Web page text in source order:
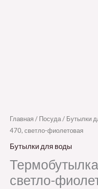
Главная / Посуда/ Бутылки
470, светло-фиолетовая
Бутылки для воды
светло-